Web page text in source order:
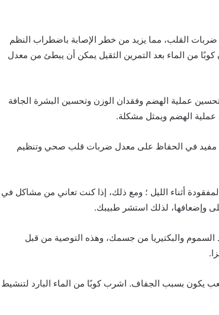
القلب، مما يزيد من خطر الإصابة باضطراب النظم
من الماء بعد التمرين الثقيل يمكن أن يبطئ من معدل
عملية الهضم وفقدان الوزن وتحسين البشرة الجافة
عملية الهضم ويمثل مشكلة.
مفيد في الحفاظ على معدل ضربات قلب صحي وتنظيم
أثناء الليل ؛ ومع ذلك، إذا كنت تعاني من مشاكل في
وإضعافها، لذلك استشر طبيبك.
والبكتيريا من جسمك، وهذه التوصية من قبل
يكون بسبب الجفاف. اشرب كوبًا من الماء البارد لتنشيط